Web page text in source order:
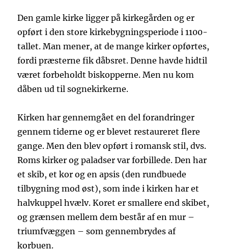
Den gamle kirke ligger på kirkegården og er
opført i den store kirkebygningsperiode i 1100-
tallet. Man mener, at de mange kirker opførtes,
fordi præsterne fik dåbsret. Denne havde hidtil
været forbeholdt biskopperne. Men nu kom
dåben ud til sognekirkerne.
Kirken har gennemgået en del forandringer
gennem tiderne og er blevet restaureret flere
gange. Men den blev opført i romansk stil, dvs.
Roms kirker og paladser var forbillede. Den har
et skib, et kor og en apsis (den rundbuede
tilbygning mod øst), som inde i kirken har et
halvkuppel hvælv. Koret er smallere end skibet,
og grænsen mellem dem består af en mur –
triumfvæggen – som gennembrydes af
korbuen.